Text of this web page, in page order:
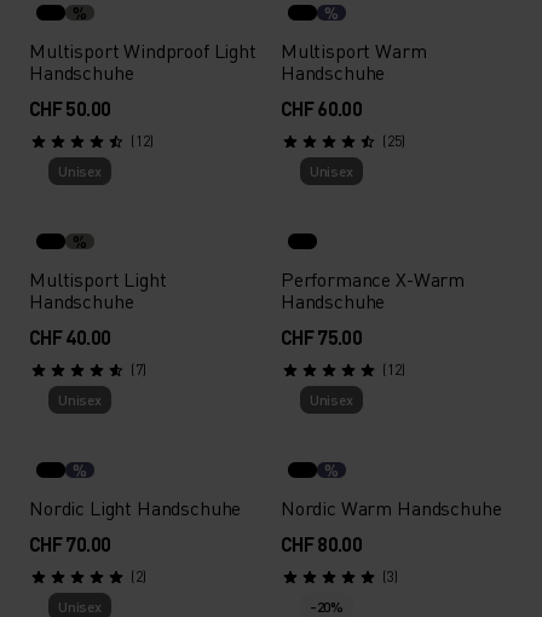
%
Multisport Windproof Light
Handschuhe
CHF 50.00
(12)
%
Multisport Warm
Handschuhe
CHF 60.00
(25)
Unisex
%
Multisport Light
Handschuhe
CHF 40.00
(7)
Unisex
Performance X-Warm
Handschuhe
CHF 75.00
(12)
Unisex
%
Nordic Light Handschuhe
CHF 70.00
(2)
Unisex
%
Nordic Warm Handschuhe
CHF 80.00
(3)
Unisex
-20%